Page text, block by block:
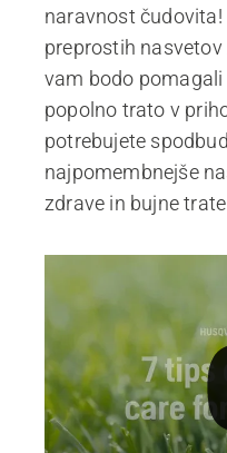
naravnost
preprostih nasvetov
vam bodo
popolno trato v
potrebujete
najpomembnejše
zdrave in bujne